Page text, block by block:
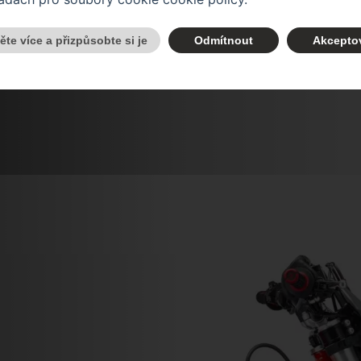
více a přizpůsobte si je Odmítnout